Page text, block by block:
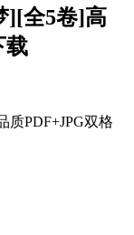
][全5卷]高
载